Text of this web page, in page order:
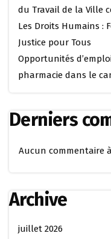
du Travail de la Ville
Les Droits Humains :
Justice pour Tous
Opportunités
pharmacie dans le
Derniers
Aucun commentaire
Archive
juillet 2026